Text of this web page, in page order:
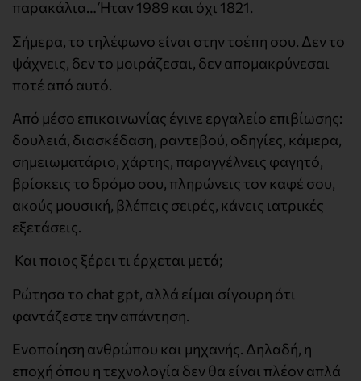
παρακάλια… Ήταν 1989 και όχι 1821.
Σήμερα, το τηλέφωνο είναι στην τσέπη σου. Δεν το
ψάχνεις, δεν το μοιράζεσαι, δεν απομακρύνεσαι
ποτέ από αυτό.
Από μέσο επικοινωνίας έγινε εργαλείο επιβίωσης:
δουλειά, διασκέδαση, ραντεβού, οδηγίες, κάμερα,
σημειωματάριο, χάρτης, παραγγέλνεις φαγητό,
βρίσκεις το δρόμο σου, πληρώνεις τον καφέ σου,
ακούς μουσική, βλέπεις σειρές, κάνεις ιατρικές
εξετάσεις.
Και ποιος ξέρει τι έρχεται μετά;
Ρώτησα το chat gpt, αλλά είμαι σίγουρη ότι
φαντάζεστε την απάντηση.
Ενοποίηση ανθρώπου και μηχανής. Δηλαδή, η
εποχή όπου η τεχνολογία δεν θα είναι πλέον απλά